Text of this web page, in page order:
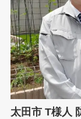
太田市 T様人